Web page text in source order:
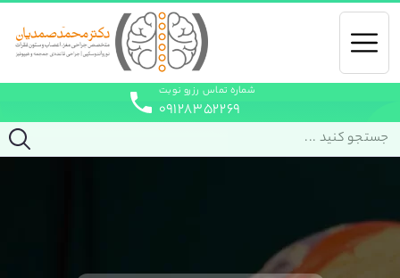
شماره تماس رزرو نوبت
۰۹۱۲۸۳۵۲۲۶۹